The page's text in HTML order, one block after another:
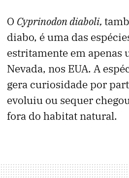
O Cyprinodon diaboli,
diabo, é uma das
estritamente em apenas
Nevada, nos EUA. A
gera curiosidade por
evoluiu ou sequer
fora do habitat natural.